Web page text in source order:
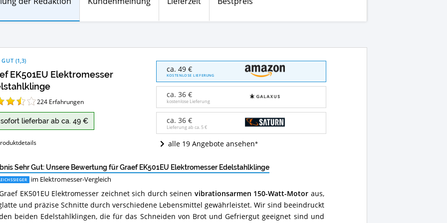
EK501EU Elektromesser
GUT (1,3)
224 Erfahrungen
sofort lieferbar ab ca. 49 €
EK501EU
Elektromesser
Edelstahlklinge
Angebote:
Wo
dieses
Elektromesser
erhältlich?
ca. 49 €
KOSTENLOSE LIEFERUNG
ca. 36 €
kostenlose Lieferung
ca. 36 €
Lieferung ab ca. 5 €
alle 19 Angebote ansehen
Sehr Gut: Unsere Bewertung für Graef EK501EU Elektromesser Edelstahlklinge
im Elektromesser-Vergleich
EK501EU Elektromesser zeichnet sich durch seinen vibrationsarmen 150-Watt-Motor aus,
und präzise Schnitte durch verschiedene Lebensmittel gewährleistet. Wir sind beeindruckt
beiden Edelstahlklingen, die für das Schneiden von Brot und Gefriergut geeignet sind und